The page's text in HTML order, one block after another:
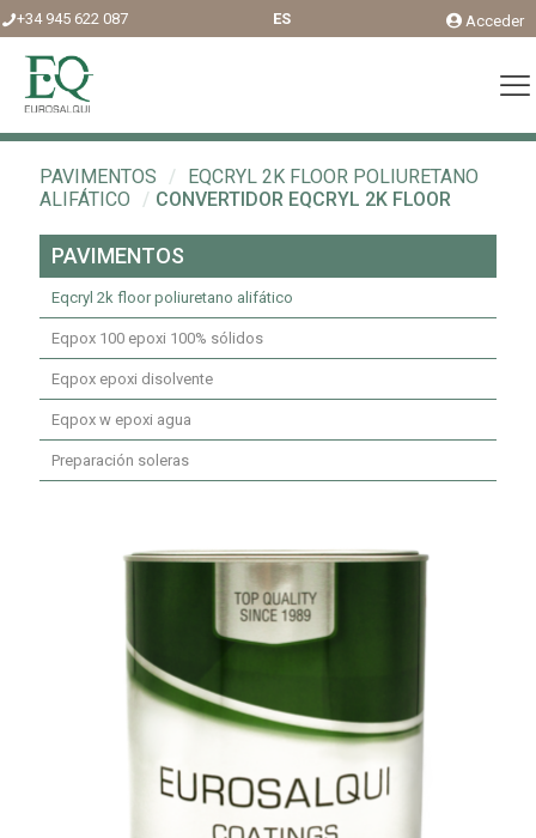
+34 945 622 087 ES Acceder
PAVIMENTOS /
EQCRYL 2K FLOOR POLIURETANO
ALIFÁTICO
/ CONVERTIDOR EQCRYL 2K FLOOR
PAVIMENTOS
Eqcryl 2k floor poliuretano alifático
Eqpox 100 epoxi 100% sólidos
Eqpox epoxi disolvente
Eqpox w epoxi agua
Preparación soleras